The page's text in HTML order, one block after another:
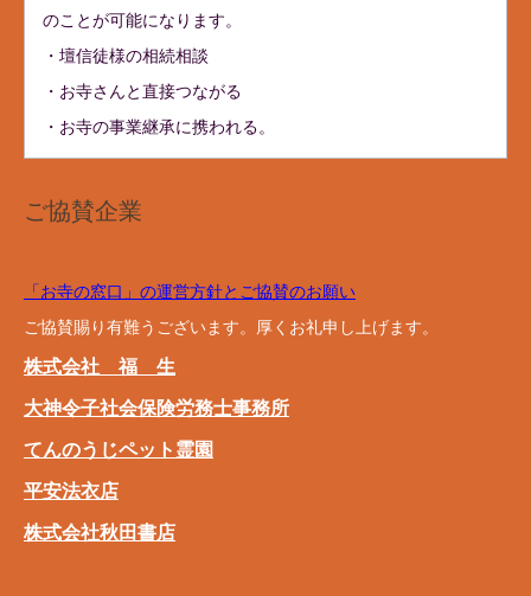
のことが可能になります。
・壇信徒様の相続相談
・お寺さんと直接つながる
・お寺の事業継承に携われる。
ご協賛企業
「お寺の窓口」の運営方針とご協賛のお願い
ご協賛賜り有難うございます。厚くお礼申し上げます。
株式会社 福 生
大神令子社会保険労務士事務所
てんのうじペット霊園
平安法衣店
株式会社秋田書店